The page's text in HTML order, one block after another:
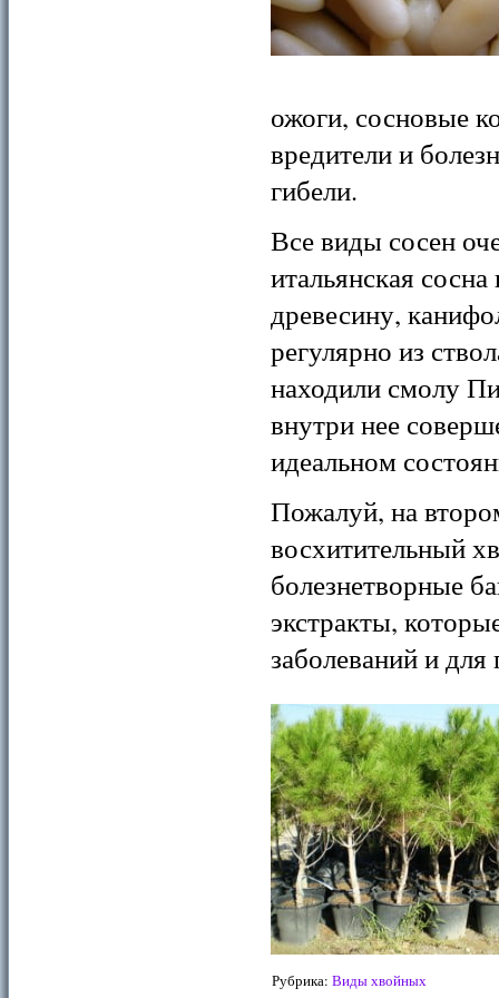
ожоги, сосновые
вредители и
гибели.
Все виды сосен
итальянская
древесину,
регулярно из
находили смолу
внутри нее
идеальном
Пожалуй, на
восхитительный
болезнетворные
экстракты,
заболеваний и
Рубрика: Виды хвойных